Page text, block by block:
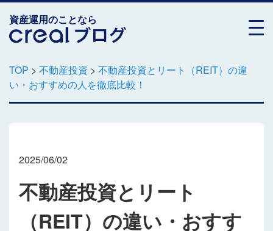
資産運用のことなら
TOP > 不動産投資 > 不動産投資とリート（REIT）の違
い・おすすめの人を徹底比較！
2025/06/02
不動産投資とリート
（REIT）の違い・おすす